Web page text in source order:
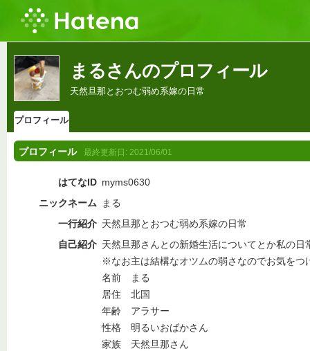
まるさんのプロフィール
天然旦那とおつむ弱め系嫁の日常
プロフィール
プロフィール 最終更新日: 2021/06/01
はてなID myms0630
ニックネーム まる
一行紹介 天然旦那とおつむ弱め系嫁の日常
自己紹介 天然旦那さんとの新婚生活についてとか私の日
※なお主は結構なオツムの弱さなのでお気をつ
名前 まる
居住 北国
年齢 アラサー
性格 明るいおばかさん
家族 天然旦那さん